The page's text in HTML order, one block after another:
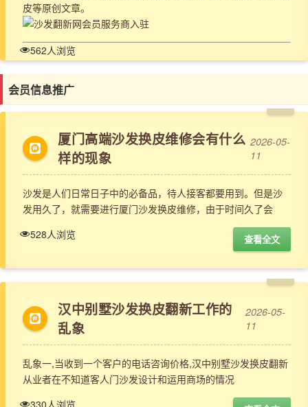
皮等原创文章。
562人浏览
会员信息推广
厦门高端沙发换皮维修会有什么
样的现象
2026-05-
11
沙发是人们日常日子中的必备品，待人接客都要用到。但是沙
发用久了，就需要进行厦门沙发换皮维修，由于时间久了会
528人浏览
查看全文
汉中别墅沙发换皮翻新工作的
乱象
2026-05-
11
乱象一,当收到一个客户的电话咨询价格,汉中别墅沙发换皮翻新
从业者在不知道客人门沙发设计和运用商场的情况
330人浏览